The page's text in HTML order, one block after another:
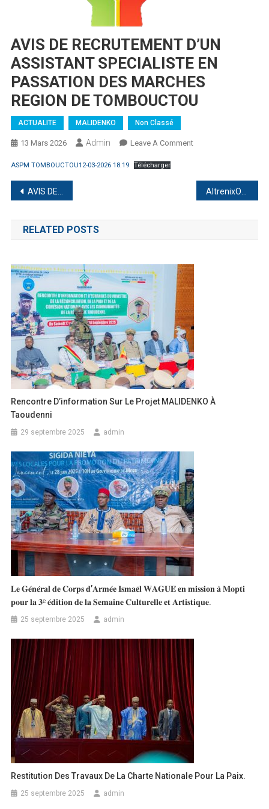
AVIS DE RECRUTEMENT D’UN
ASSISTANT SPECIALISTE EN
PASSATION DES MARCHES
REGION DE TOMBOUCTOU
ACTUALITE MALIDENKO Non Classé
13 Mars 2026 Admin Leave A CommentOn
EN
DES
REGION
DE
TOMBOUCTOU
ASPM TOMBOUCTOU12-03-2026 18.19 Télécharger
Navigation
de
l’article
AVIS DE RECRUTEMENT PASSATION DES MARCHES REGION DE NARA
RELATED POSTS
Rencontre D’information Sur Le Projet MALIDENKO À
Taoudenni
29 septembre 2025 admin
𝐋𝐞 𝐆𝐞́𝐧𝐞́𝐫𝐚𝐥 𝐝𝐞 𝐂𝐨𝐫𝐩𝐬 𝐝’𝐀𝐫𝐦𝐞́𝐞 𝐈𝐬𝐦𝐚𝐞̈𝐥 𝐖𝐀𝐆𝐔𝐄́ 𝐞𝐧 𝐦𝐢𝐬𝐬𝐢𝐨𝐧 𝐚̀ 𝐌𝐨𝐩𝐭𝐢
𝐩𝐨𝐮𝐫 𝐥𝐚 𝟑ᵉ 𝐞́𝐝𝐢𝐭𝐢𝐨𝐧 𝐝𝐞 𝐥𝐚 𝐒𝐞𝐦𝐚𝐢𝐧𝐞 𝐂𝐮𝐥𝐭𝐮𝐫𝐞𝐥𝐥𝐞 𝐞𝐭 𝐀𝐫𝐭𝐢𝐬𝐭𝐢𝐪𝐮𝐞.
25 septembre 2025 admin
Restitution Des Travaux De La Charte Nationale Pour La Paix.
25 septembre 2025 admin